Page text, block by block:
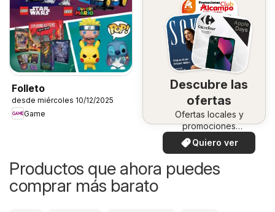
Folleto
desde miércoles 10/12/2025
Game
Descubre las
ofertas
Ofertas locales y
promociones
especiales.
Quiero ver
Productos que ahora puedes
comprar más barato